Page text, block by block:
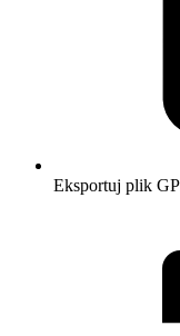
Eksportuj plik